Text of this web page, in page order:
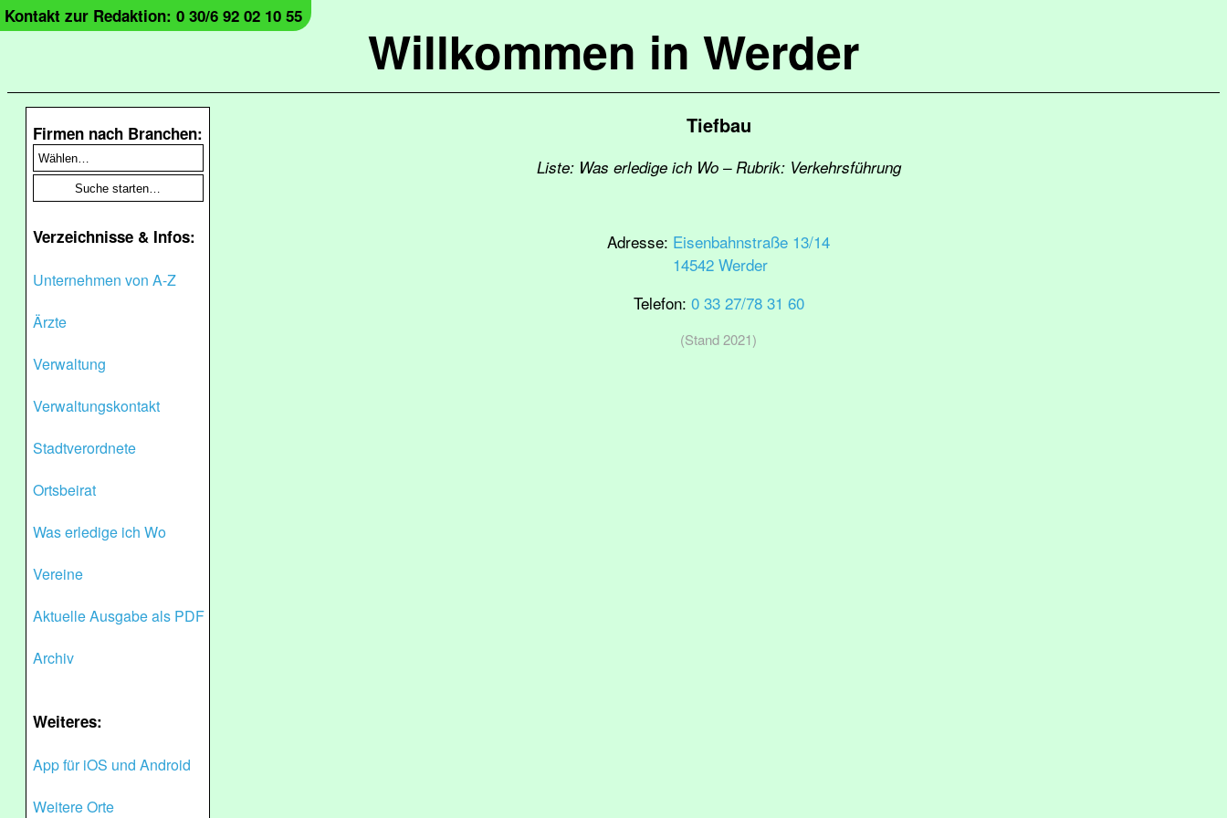
Willkommen in Werder
Kontakt zur Redaktion: 0 30/6 92 02 10 55
Firmen nach Branchen:
Verzeichnisse & Infos:
Unternehmen von A-Z
Ärzte
Verwaltung
Verwaltungskontakt
Stadtverordnete
Ortsbeirat
Was erledige ich Wo
Vereine
Aktuelle Ausgabe als PDF
Archiv
Weiteres:
App für iOS und Android
Weitere Orte
Tiefbau
Liste: Was erledige ich Wo – Rubrik: Verkehrsführung
Adresse: Eisenbahnstraße 13/14
14542 Werder
Telefon: 0 33 27/78 31 60
(Stand 2021)